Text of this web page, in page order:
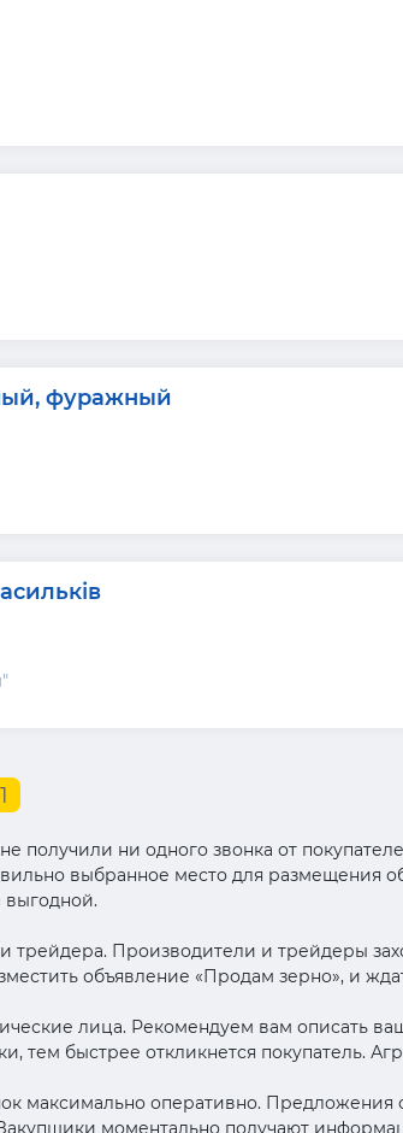
фуражный
1
ни одного звонка от
выбранное место для размещения
выгодной.
трейдера. Производители и трейдеры
объявление «Продам зерно», и
лица. Рекомендуем вам описать
тем быстрее откликнется покупатель.
максимально оперативно. Предложения
моментально получают